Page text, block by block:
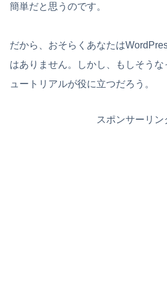
簡単だと思うのです。
だから、おそらくあなたは
はありません。しかし、もしそう
ュートリアルが役に立つだろう。
スポンサーリン